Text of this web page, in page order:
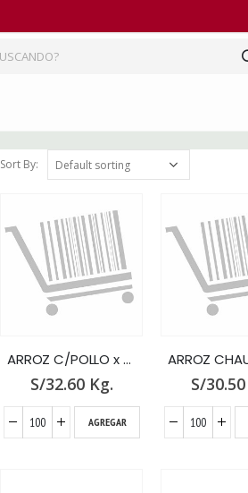
Sort By:
ARROZ C/POLLO x GR.
S/32.60 Kg.
AGREGAR
S/30.50